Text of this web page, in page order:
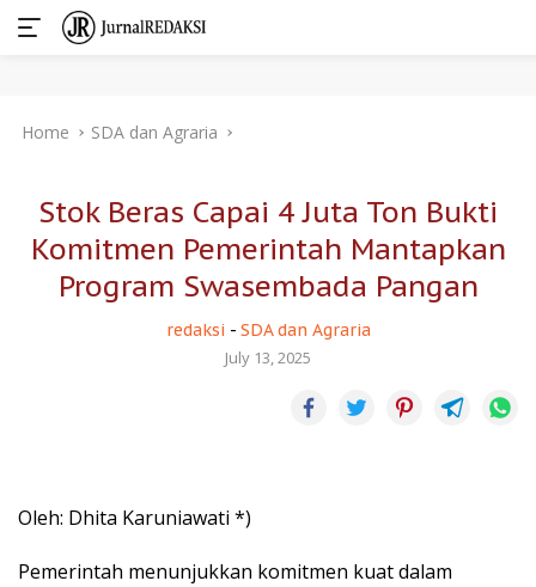
Home SDA dan Agraria
Stok Beras Capai 4 Juta Ton Bukti
Komitmen Pemerintah Mantapkan
Program Swasembada Pangan
redaksi - SDA dan Agraria
July 13, 2025
Oleh: Dhita Karuniawati *)
Pemerintah menunjukkan komitmen kuat dalam